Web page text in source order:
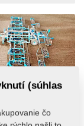
K
v kombinaci
válci
(súhlas
čo